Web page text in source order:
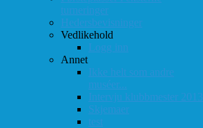
turneringer
Hedersbevisninger
Vedlikehold
Logg inn
Annet
Ikke helt som andre
muséer...
Intervju klubbmester 2013
Skjemaer
test